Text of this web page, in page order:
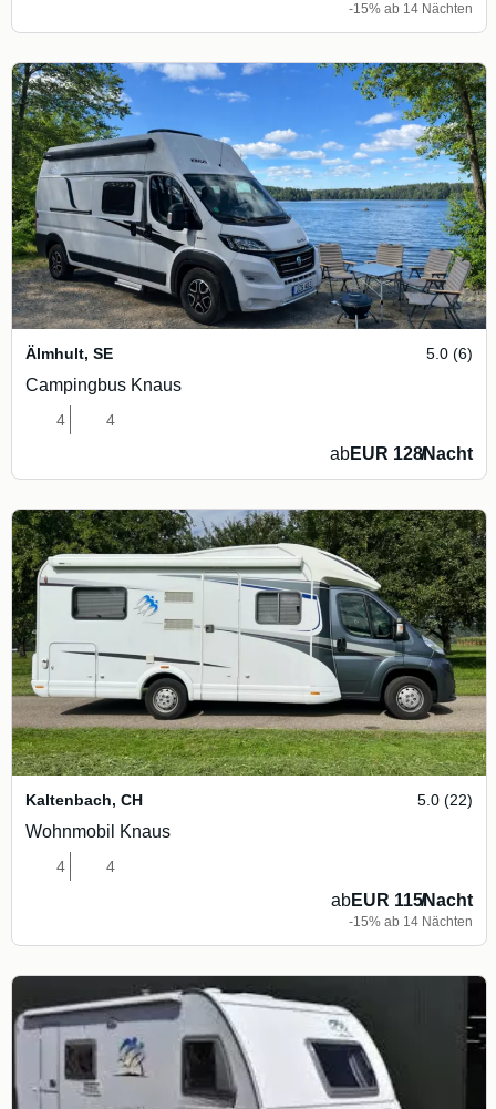
-15% ab 14 Nächten
Älmhult, SE 5.0 (6)
Campingbus Knaus
4 4
abEUR 128/Nacht
Kaltenbach, CH 5.0 (22)
Wohnmobil Knaus
4 4
abEUR 115/Nacht
-15% ab 14 Nächten